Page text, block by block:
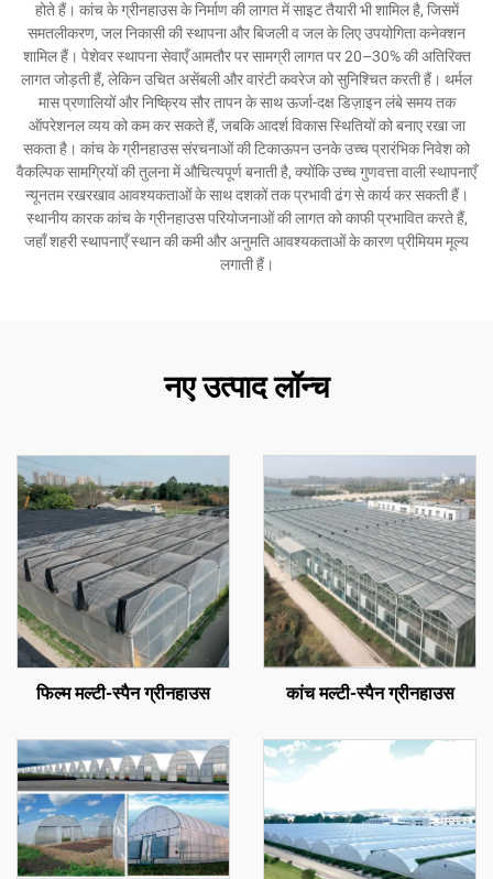
होते हैं। कांच के ग्रीनहाउस के निर्माण की लागत में साइट तैयारी भी शामिल है, जिसमें
समतलीकरण, जल निकासी की स्थापना और बिजली व जल के लिए उपयोगिता कनेक्शन
शामिल हैं। पेशेवर स्थापना सेवाएँ आमतौर पर सामग्री लागत पर 20–30% की अतिरिक्त
लागत जोड़ती हैं, लेकिन उचित असेंबली और वारंटी कवरेज को सुनिश्चित करती हैं। थर्मल
मास प्रणालियों और निष्क्रिय सौर तापन के साथ ऊर्जा-दक्ष डिज़ाइन लंबे समय तक
ऑपरेशनल व्यय को कम कर सकते हैं, जबकि आदर्श विकास स्थितियों को बनाए रखा जा
सकता है। कांच के ग्रीनहाउस संरचनाओं की टिकाऊपन उनके उच्च प्रारंभिक निवेश को
वैकल्पिक सामग्रियों की तुलना में औचित्यपूर्ण बनाती है, क्योंकि उच्च गुणवत्ता वाली स्थापनाएँ
न्यूनतम रखरखाव आवश्यकताओं के साथ दशकों तक प्रभावी ढंग से कार्य कर सकती हैं।
स्थानीय कारक कांच के ग्रीनहाउस परियोजनाओं की लागत को काफी प्रभावित करते हैं,
जहाँ शहरी स्थापनाएँ स्थान की कमी और अनुमति आवश्यकताओं के कारण प्रीमियम मूल्य
लगाती हैं।
नए उत्पाद लॉन्च
फिल्म मल्टी-स्पैन ग्रीनहाउस कांच मल्टी-स्पैन ग्रीनहाउस